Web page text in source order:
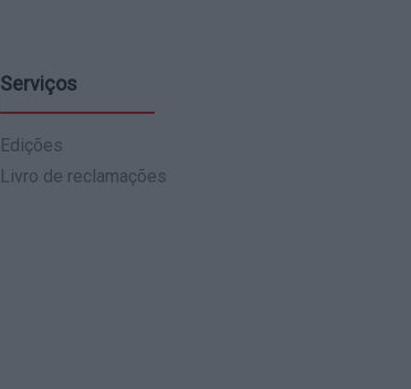
Serviços
Edições
Livro de reclamações